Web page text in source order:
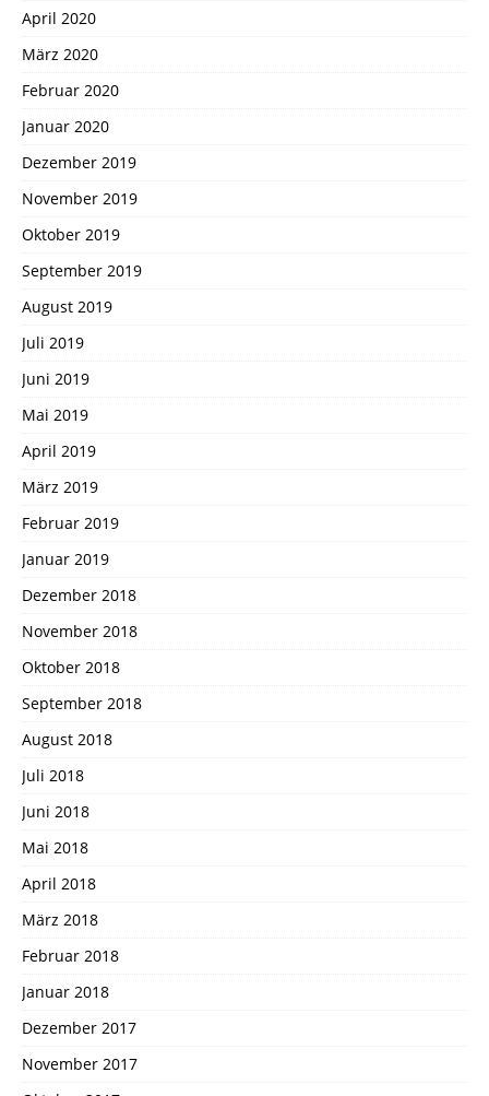
April 2020
März 2020
Februar 2020
Januar 2020
Dezember 2019
November 2019
Oktober 2019
September 2019
August 2019
Juli 2019
Juni 2019
Mai 2019
April 2019
März 2019
Februar 2019
Januar 2019
Dezember 2018
November 2018
Oktober 2018
September 2018
August 2018
Juli 2018
Juni 2018
Mai 2018
April 2018
März 2018
Februar 2018
Januar 2018
Dezember 2017
November 2017